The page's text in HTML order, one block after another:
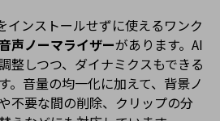
インストールせずに使えるワンク
声ノーマライザーがあります。AI
整しつつ、ダイナミクスもできる
。音量の均一化に加えて、背景ノ
不要な間の削除、クリップの分